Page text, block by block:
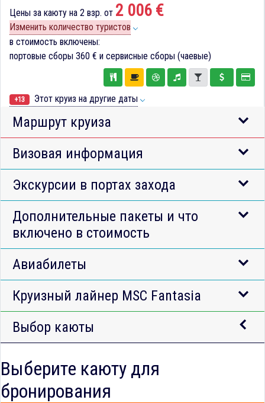
Цены за каюту на 2 взр. от 2 006 €
Изменить количество туристов
в стоимость включены:
портовые сборы 360 € и сервисные сборы (чаевые)
+13 Этот круиз на другие даты
Маршрут круиза
Визовая информация
Экскурсии в портах захода
Дополнительные пакеты и что
включено в стоимость
Авиабилеты
Круизный лайнер MSC Fantasia
Выбор каюты
Выберите каюту для
бронирования